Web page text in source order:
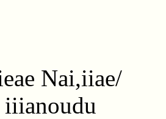
Nai,iiae/
iiianoudu